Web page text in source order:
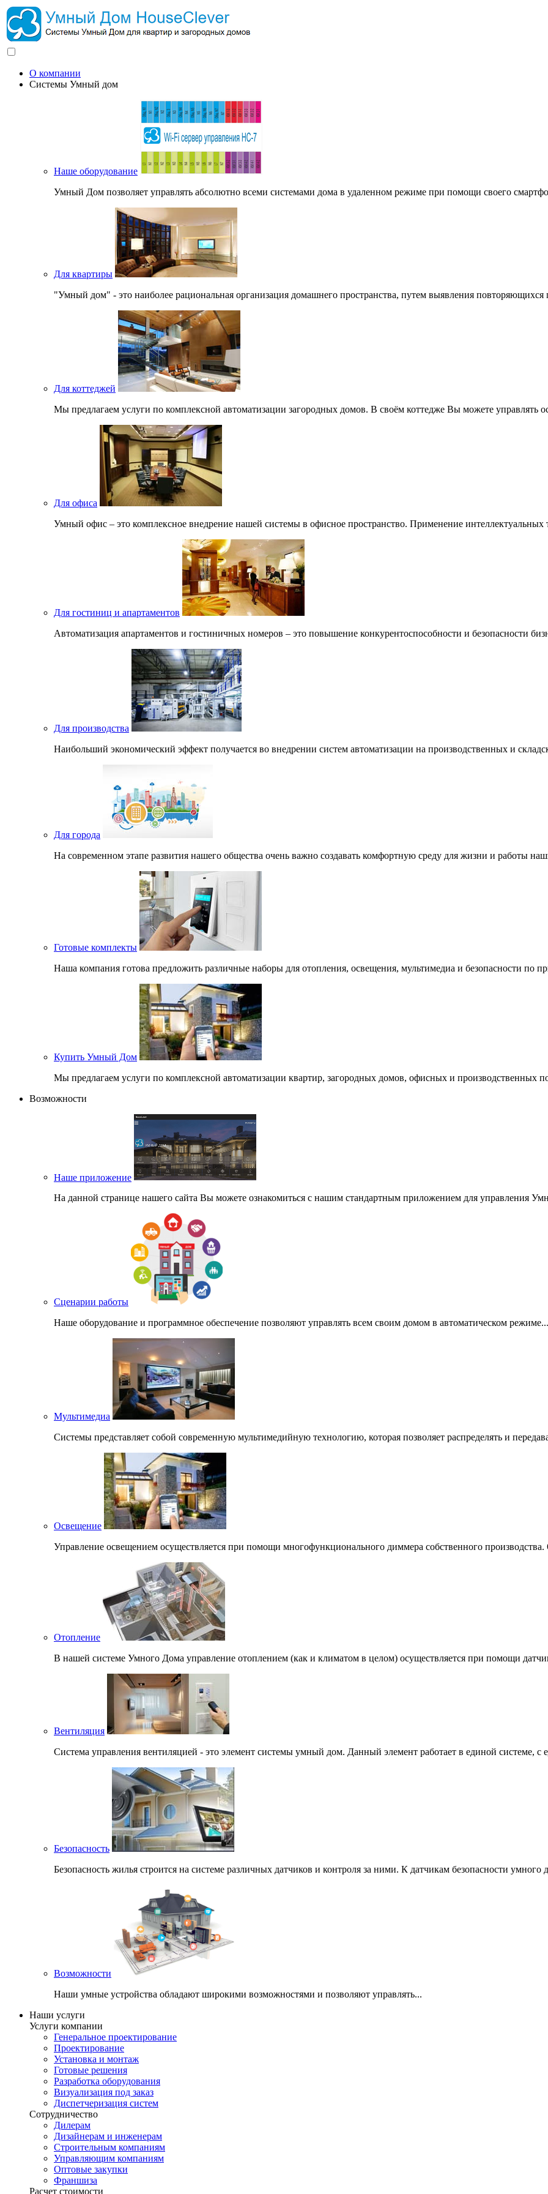
О компании
Системы Умный дом
Наше оборудование
Умный Дом позволяет управлять абсолютно всеми системами дома в удаленном режиме при помощи своего
Для квартиры
"Умный дом" - это наиболее рациональная организация домашнего пространства, путем выявления
Для коттеджей
Мы предлагаем услуги по комплексной автоматизации загородных домов. В своём коттедже Вы можете управлять
Для офиса
Умный офис – это комплексное внедрение нашей системы в офисное пространство. Применение интеллектуальных
Для гостиниц и апартаментов
Автоматизация апартаментов и гостиничных номеров – это повышение конкурентоспособности и безопасности
Для производства
Наибольший экономический эффект получается во внедрении систем автоматизации на производственных и
Для города
На современном этапе развития нашего общеcтва очень важно создавать комфортную среду для жизни и работы
Готовые комплекты
Наша компания готова предложить различные наборы для отопления, освещения, мультимедиа и безопасности по
Купить Умный Дом
Мы предлагаем услуги по комплексной автоматизации квартир, загородных домов, офисных и производственных
Возможности
Наше приложение
На данной странице нашего сайта Вы можете ознакомиться с нашим стандартным приложением для управления
Сценарии работы
Наше оборудование и программное обеспечение позволяют управлять всем своим домом в автоматическом режиме...
Мультимедиа
Системы представляет собой современную мультимедийную технологию, которая позволяет распределять и
Освещение
Управление освещением осуществляется при помощи многофункционального диммера собственного производства.
Отопление
В нашей системе Умного Дома управление отоплением (как и климатом в целом) осуществляется при помощи
Вентиляция
Система управления вентиляцией - это элемент системы умный дом. Данный элемент работает в единой системе,
Безопасность
Безопасность жилья строится на системе различных датчиков и контроля за ними. К датчикам безопасности
Возможности
Наши умные устройства обладают широкими возможностями и позволяют управлять...
Наши услуги
Услуги компании
Генеральное проектирование
Проектирование
Установка и монтаж
Готовые решения
Разработка оборудования
Визуализация под заказ
Диспетчеризация систем
Сотрудничество
Дилерам
Дизайнерам и инженерам
Строительным компаниям
Управляющим компаниям
Оптовые закупки
Франшиза
Раcчет стоимости